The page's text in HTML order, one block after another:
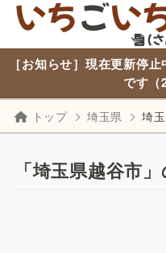
［お知らせ］現在更新停
です（
トップ 埼玉県 埼
「埼玉県越谷市